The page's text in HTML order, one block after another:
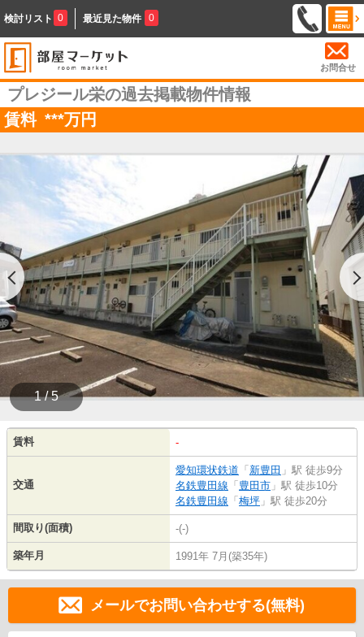
検討リスト 0 最近見た物件 0
お問合せ
プレジール栄の過去掲載物件情報
賃料 ***万円
1 / 5
賃料 -
交通
愛知環状鉄道 「 新豊田 」駅 徒歩9分
名鉄豊田線 「 豊田市 」駅 徒歩10分
名鉄豊田線 「 梅坪 」駅 徒歩20分
間取り(面積) -(-)
築年月 1991年 7月(築35年)
メールでお問い合わせする(無料)